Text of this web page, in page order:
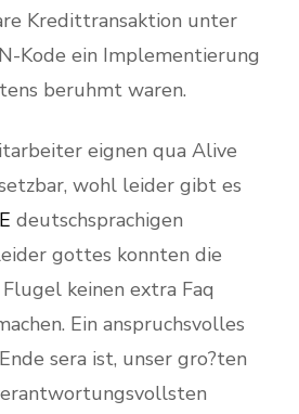
Kredittransaktion unter
Kode ein Implementierung
beruhmt waren.
eignen qua Alive
wohl leider gibt es
deutschsprachigen
gottes konnten die
keinen extra Faq
Ein anspruchsvolles
sera ist, unser gro?ten